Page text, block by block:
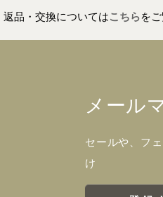
返品・交換についてはこちらを
メール
セールや、フ
け